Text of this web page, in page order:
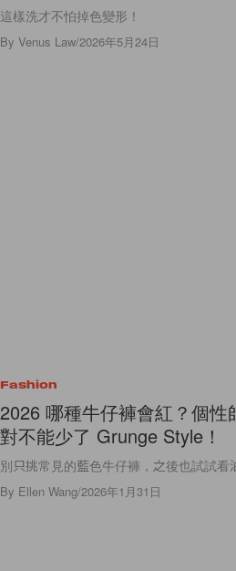
這樣洗才不怕掉色變形！
By Venus Law/2026年5月24日
Fashion
2026 哪種牛仔褲會紅？個
對不能少了 Grunge Style！
別只挑常見的藍色牛仔褲，之後也試試看
By Ellen Wang/2026年1月31日